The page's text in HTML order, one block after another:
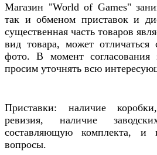
Магазин "World of Games"
так и обменом приставок и
существенная часть товаров
вид товара, может отличаться
фото. В момент согласования
просим уточнять всю
Приставки: наличие
ревизия, наличие
составляющую комплекта, и
вопросы.